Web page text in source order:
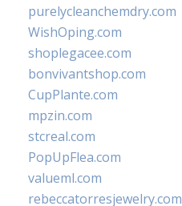
purelycleanchemdry.com
WishOping.com
shoplegacee.com
bonvivantshop.com
CupPlante.com
mpzin.com
stcreal.com
PopUpFlea.com
valueml.com
rebeccatorresjewelry.com